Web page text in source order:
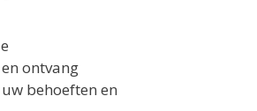
ontvang
behoeften en